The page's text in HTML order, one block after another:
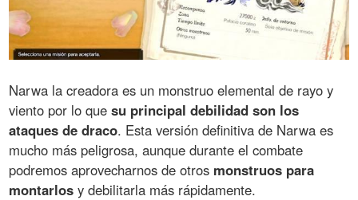
Narwa la creadora es un monstruo elemental de rayo y
viento por lo quesu principal debilidad son los
ataques de draco. Esta versión definitiva de Narwa es
mucho más peligrosa, aunque durante el combate
podremos aprovecharnos de otros monstruos para
montarlos y debilitarla más rápidamente.